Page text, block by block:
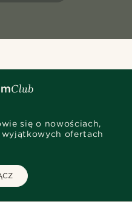
się o nowościach,
ofertach